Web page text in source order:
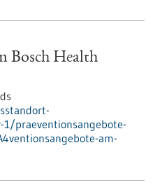
Bosch Health
praeventionsangebote-
am-